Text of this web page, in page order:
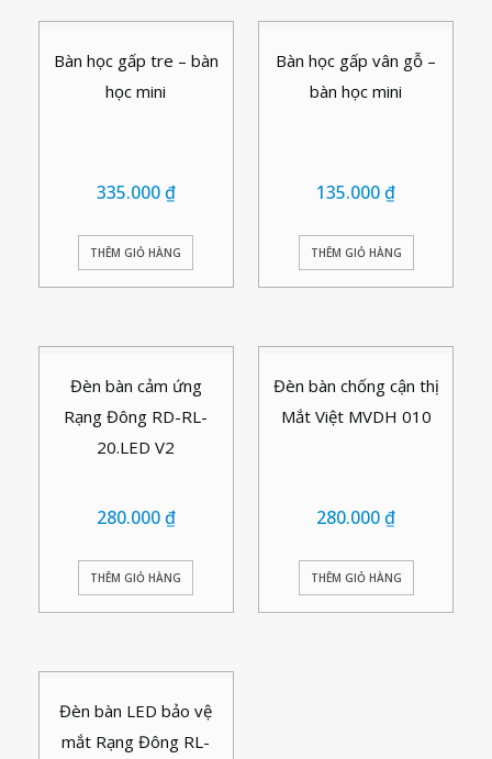
Bàn học gấp tre – bàn
học mini
335.000₫
THÊM GIỎ HÀNG
Bàn học gấp vân gỗ –
bàn học mini
135.000₫
THÊM GIỎ HÀNG
Đèn bàn cảm ứng
Rạng Đông RD-RL-
20.LED V2
280.000₫
THÊM GIỎ HÀNG
Đèn bàn chống cận thị
Mắt Việt MVDH 010
280.000₫
THÊM GIỎ HÀNG
Đèn bàn LED bảo vệ
mắt Rạng Đông RL-